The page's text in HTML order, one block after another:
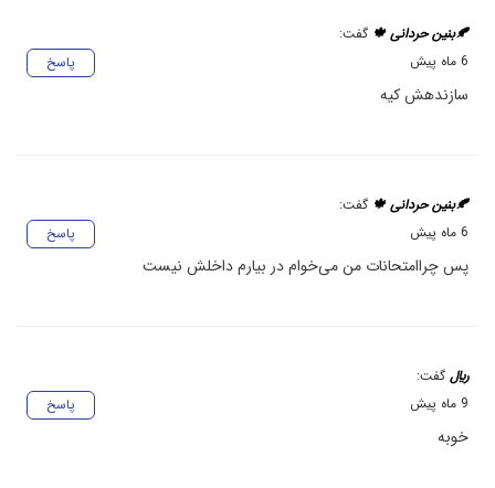
🍂بنین حردانی 🍁 گفت:
پاسخ
6 ماه پیش
سازندهش کیه
🍂بنین حردانی 🍁 گفت:
پاسخ
6 ماه پیش
پس چراامتحانات من می‌خوام در بیارم داخلش نیست
﷼ گفت:
پاسخ
9 ماه پیش
خوبه